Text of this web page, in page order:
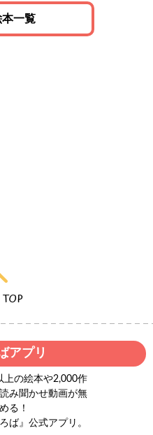
一覧
アプリ
上の絵本や2,000作
み聞かせ動画が無
る！
ば』公式アプリ。